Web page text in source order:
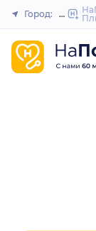
Город: Москва